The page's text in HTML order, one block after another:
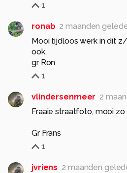
1
ronab 2 maanden
Mooi tijdloos werk in dit
ook.
gr Ron
1
vlindersenmeer 2
Fraaie straatfoto, mooi
Gr Frans
1
jvriens 2 maanden